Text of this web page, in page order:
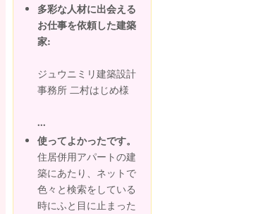
多彩な人材に出会える
お仕事を依頼した建築
家:
ジュウニミリ建築設計
事務所 二村はじめ様
...
使ってよかったです。
住居併用アパートの建
築にあたり、ネットで
色々と検索をしている
時にふと目に止まった